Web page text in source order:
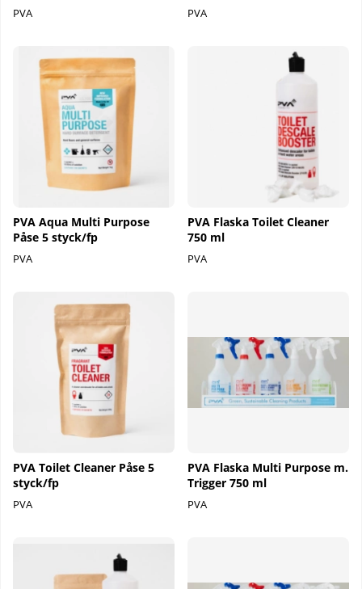
PVA PVA
PVA Aqua Multi Purpose
Påse 5 styck/fp
PVA
PVA Flaska Toilet Cleaner
750 ml
PVA
PVA Toilet Cleaner Påse 5
styck/fp
PVA
PVA Flaska Multi Purpose m.
Trigger 750 ml
PVA